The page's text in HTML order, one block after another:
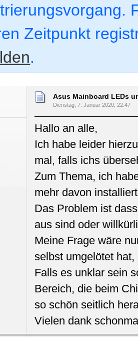
Zeitpunkt
.
Asus Mainboard LEDs
Dienstag, 7. Januar 2020, 22:47
Hallo an alle,
Ich habe leider
mal, falls ichs
Zum Thema, ich
mehr davon
Das Problem ist
aus sind oder
Meine Frage wäre
selbst umgelötet
Falls es unklar sein
Bereich, die beim
so schön seitlich
Vielen dank